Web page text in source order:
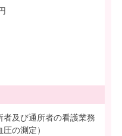
及び通所者の看護業務
の測定）